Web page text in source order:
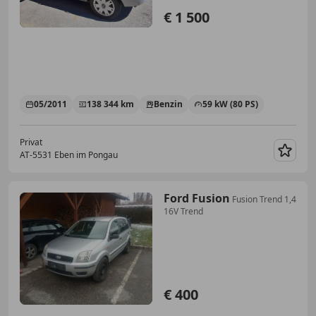
€ 1 500
05/2011 138 344 km Benzin 59 kW (80 PS)
Privat
AT-5531 Eben im Pongau
Ford Fusion Fusion Trend 1,4
16V Trend
€ 400